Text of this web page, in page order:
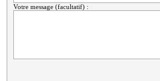
Votre message (facultatif) :